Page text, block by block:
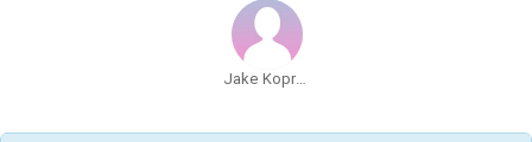
Jake Kopronica